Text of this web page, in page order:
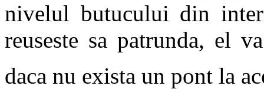
nivelul butucului din
reuseste sa patrunda, el
daca nu exista un pont la